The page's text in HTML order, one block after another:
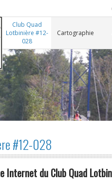
Club Quad
Lotbinière #12-
028
Cartographie
#12-028
Internet du Club Quad